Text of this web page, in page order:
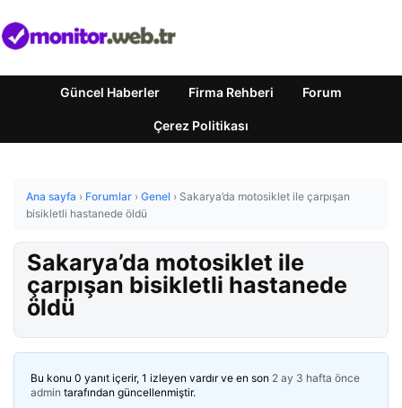
Güncel Haberler Firma Rehberi Forum
Çerez Politikası
Ana sayfa › Forumlar › Genel › Sakarya’da motosiklet ile çarpışan
bisikletli hastanede öldü
Sakarya’da motosiklet ile
çarpışan bisikletli hastanede
öldü
Bu konu 0 yanıt içerir, 1 izleyen vardır ve en son 2 ay 3 hafta önce
admin tarafından güncellenmiştir.